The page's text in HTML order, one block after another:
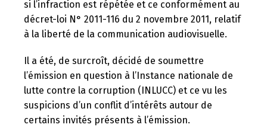
si l’infraction est répétée et ce conformément au
décret-loi N° 2011-116 du 2 novembre 2011, relatif
à la liberté de la communication audiovisuelle.
Il a été, de surcroît, décidé de soumettre
l’émission en question à l’Instance nationale de
lutte contre la corruption (INLUCC) et ce vu les
suspicions d’un conflit d’intérêts autour de
certains invités présents à l’émission.